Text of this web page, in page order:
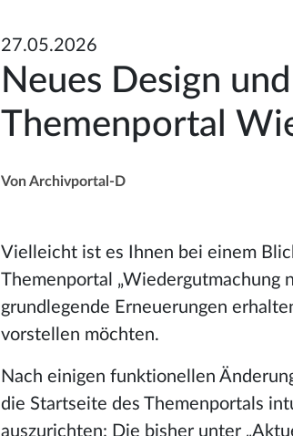
27.05.2026
Neues Design
Themenportal
Von Archivportal-D
Vielleicht ist es Ihnen bei einem
Themenportal „Wiedergutmachung
grundlegende Erneuerungen
vorstellen möchten.
Nach einigen funktionellen
die Startseite des Themenportals
auszurichten: Die bisher unter